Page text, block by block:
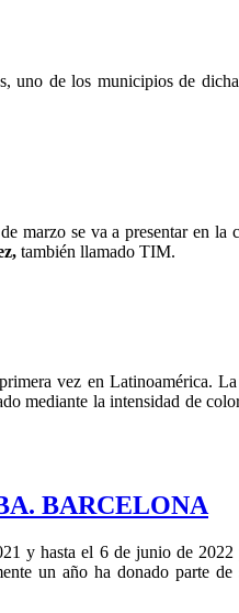
uno de los municipios de
marzo se va a presentar en la
también llamado TIM.
vez en Latinoamérica.
mediante la intensidad de
BARCELONA
y hasta el 6 de junio de
un año ha donado parte